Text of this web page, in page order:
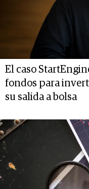
El caso
fondos para
su salida a bolsa